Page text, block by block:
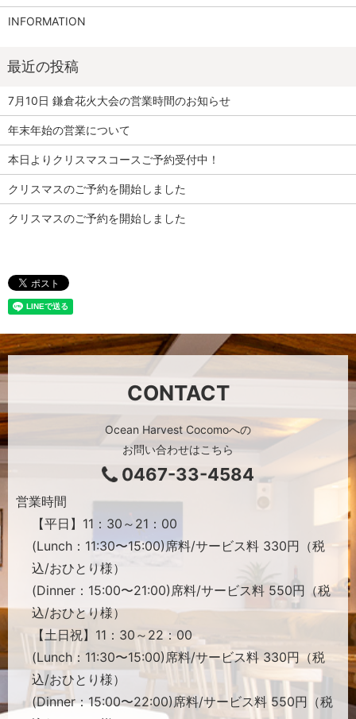
INFORMATION
7月10日 鎌倉花火大会の営業時間のお知らせ
年末年始の営業について
本日よりクリスマスコースご予約受付中！
クリスマスのご予約を開始しました
クリスマスのご予約を開始しました
CONTACT
Ocean Harvest Cocomoへの
お問い合わせはこちら
0467-33-4584
営業時間
【平日】11：30～21：00
(Lunch：11:30〜15:00)席料/サービス料 330円（税
込/おひとり様）
(Dinner：15:00〜21:00)席料/サービス料 550円（税
込/おひとり様）
【土日祝】11：30～22：00
(Lunch：11:30〜15:00)席料/サービス料 330円（税
込/おひとり様）
(Dinner：15:00〜22:00)席料/サービス料 550円（税